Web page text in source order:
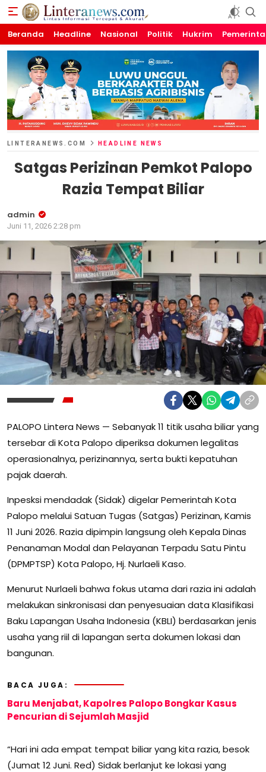
Linteranews.com
Lintas Informasi Tercepat dan Akurat
Beranda Headline Nasional Politik Hukrim
LINTERANEWS.COM HEADLINE NEWS
Satgas Perizinan Pemkot Palopo
Razia Tempat Biliar
admin
Juni 11, 2026 2:28 pm
PALOPO Lintera News — Sebanyak 11 titik usaha biliar yang
tersebar di Kota Palopo diperiksa dokumen legalitas
operasionalnya, perizinannya, serta bukti kepatuhan
pajak daerah.
Inpesksi mendadak (Sidak) digelar Pemerintah Kota
Palopo melalui Satuan Tugas (Satgas) Perizinan, Kamis
11 Juni 2026. Razia dipimpin langsung oleh Kepala Dinas
Penanaman Modal dan Pelayanan Terpadu Satu Pintu
(DPMPTSP) Kota Palopo, Hj. Nurlaeli Kaso.
Menurut Nurlaeli bahwa fokus utama dari razia ini adalah
melakukan sinkronisasi dan penyesuaian data Klasifikasi
Baku Lapangan Usaha Indonesia (KBLI) berdasarkan jenis
usaha yang riil di lapangan serta dokumen lokasi dan
bangunan.
BACA JUGA:
Baru Menjabat, Kapolres Palopo Bongkar Kasus
Pencurian di Sejumlah Masjid
“Hari ini ada empat tempat biliar yang kita razia, besok
(Jumat 12 Juni. Red) Sidak berlanjut ke lokasi yang